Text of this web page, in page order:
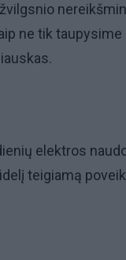
ne tik taupysime
elektros
teigiamą